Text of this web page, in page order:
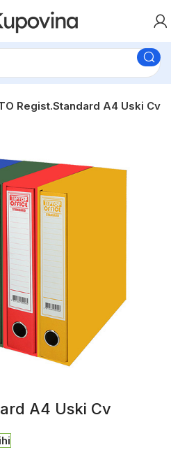
Regist.Standard A4 Uski Cv
A4 Uski Cv